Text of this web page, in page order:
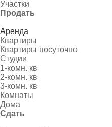
Участки
Продать
Аренда
Квартиры
Квартиры посуточно
Студии
1-комн. кв
2-комн. кв
3-комн. кв
Комнаты
Дома
Сдать